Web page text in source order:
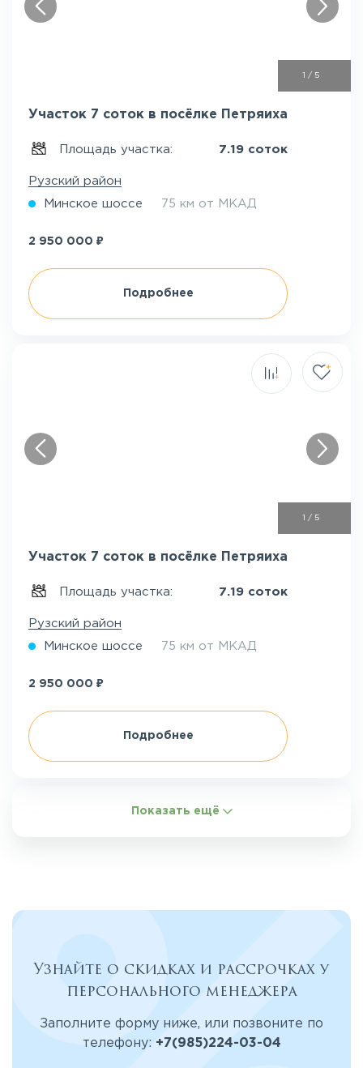
/ 5
Участок 7 соток в посёлке Петряиха
Площадь участка: 7.19 соток
Рузский район
Минское шоссе 75 км от МКАД
2 950 000 ₽
Подробнее
/ 5
Участок 7 соток в посёлке Петряиха
Площадь участка: 7.19 соток
Рузский район
Минское шоссе 75 км от МКАД
2 950 000 ₽
Подробнее
Показать ещё
Узнайте о скидках и рассрочках у
персонального менеджера
Заполните форму ниже, или позвоните по
телефону: +7(985)224-03-04